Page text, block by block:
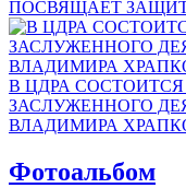
ПОСВЯЩАЕТ
В ЦДРА
ЗАСЛУЖЕННОГО
ВЛАДИМИРА
Фотоальбом